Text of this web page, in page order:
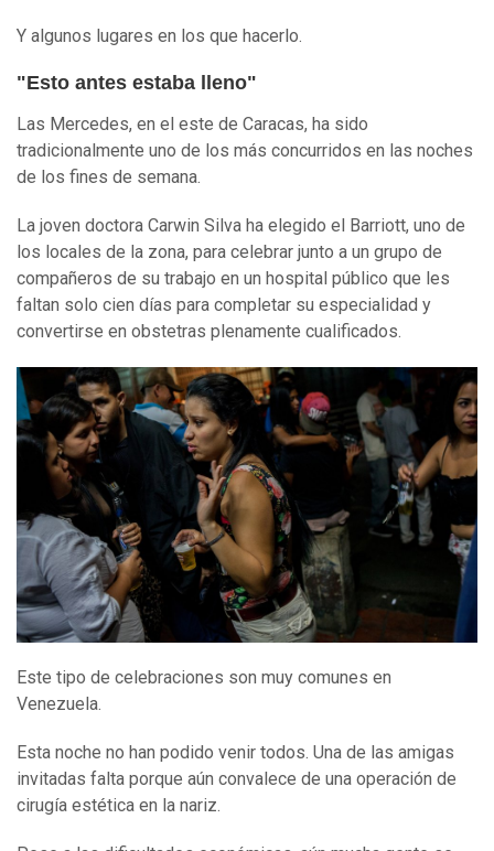
Y algunos lugares en los que hacerlo.
"Esto antes estaba lleno"
Las Mercedes, en el este de Caracas, ha sido
tradicionalmente uno de los más concurridos en las noches
de los fines de semana.
La joven doctora Carwin Silva ha elegido el Barriott, uno de
los locales de la zona, para celebrar junto a un grupo de
compañeros de su trabajo en un hospital público que les
faltan solo cien días para completar su especialidad y
convertirse en obstetras plenamente cualificados.
Este tipo de celebraciones son muy comunes en
Venezuela.
Esta noche no han podido venir todos. Una de las amigas
invitadas falta porque aún convalece de una operación de
cirugía estética en la nariz.